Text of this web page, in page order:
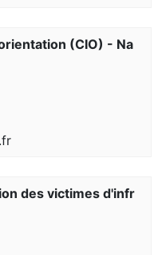
(CIO) - Na
des victimes d'infr